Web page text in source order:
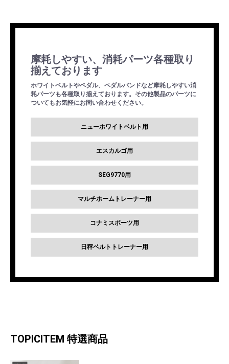
摩耗しやすい、消耗パーツ各種取り
揃えております
ホワイトベルトやペダル、ペダルバンドなど摩耗しやすい消
耗パーツも各種取り揃えております。その他製品のパーツに
ついてもお気軽にお問い合わせください。
ニューホワイトベルト用
エスカルゴ用
SEG9770用
マルチホームトレーナー用
コナミスポーツ用
日秤ベルトトレーナー用
TOPICITEM 特選商品